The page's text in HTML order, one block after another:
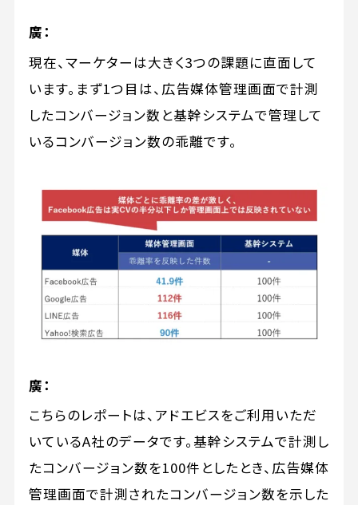
廣：
現在、マーケターは大きく3つの課題に直面して
います。まず1つ目は、広告媒体管理画面で計測
したコンバージョン数と基幹システムで管理して
いるコンバージョン数の乖離です。
廣：
こちらのレポートは、アドエビスをご利用いただ
いているA社のデータです。基幹システムで計測し
たコンバージョン数を100件としたとき、広告媒体
管理画面で計測されたコンバージョン数を示した